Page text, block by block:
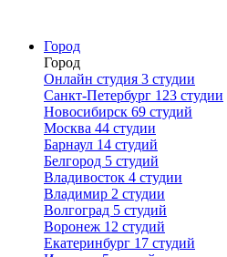
Город
Город
Онлайн студия 3 студии
Санкт-Петербург 123 студии
Новосибирск 69 студий
Москва 44 студии
Барнаул 14 студий
Белгород 5 студий
Владивосток 4 студии
Владимир 2 студии
Волгоград 5 студий
Воронеж 12 студий
Екатеринбург 17 студий